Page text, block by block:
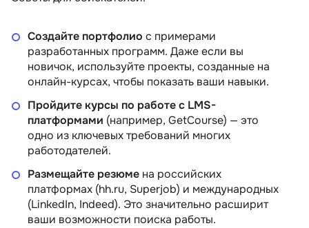
Создайте портфолио с примерами
разработанных программ. Даже если вы
новичок, используйте проекты, созданные на
онлайн-курсах, чтобы показать ваши навыки.
Пройдите курсы по работе с LMS-
платформами (например, GetCourse) — это
одно из ключевых требований многих
работодателей.
Размещайте резюме на российских
платформах (hh.ru, Superjob) и международных
(LinkedIn, Indeed). Это значительно расширит
ваши возможности поиска работы.